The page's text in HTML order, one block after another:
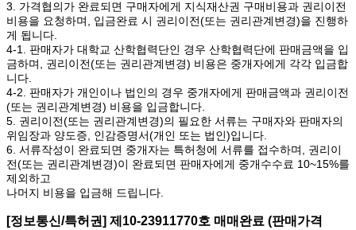
3. 가격협의가 완료되면 구매자에게 지식재산권 구매비용과 권리이전
비용을 요청하며, 입금완료 시 권리이전(또는 권리관계변경)을 진행하
게 됩니다.
4-1. 판매자가 대학교 산학협력단인 경우 산학협력단에 판매금액을 입
금하며, 권리이전(또는 권리관계변경) 비용은 중개자에게 각각 입금합
니다.
4-2. 판매자가 개인이나 법인의 경우 중개자에게 판매금액과 권리이전
(또는 권리관계변경) 비용을 입금합니다.
5. 권리이전(또는 권리관계변경)의 필요한 서류는 구매자와 판매자의
위임장과 양도증, 인감증명서(개인 또는 법인)입니다.
6. 서류작성이 완료되면 중개자는 특허청에 서류를 접수하며, 권리이
전(또는 권리관계변경)이 완료되면 판매자에게 중개수수료 10~15%를
제외하고
나머지 비용을 입금해 드립니다.
[정보통신/특허권] 제10-23911770호 매매완료 (판매가격